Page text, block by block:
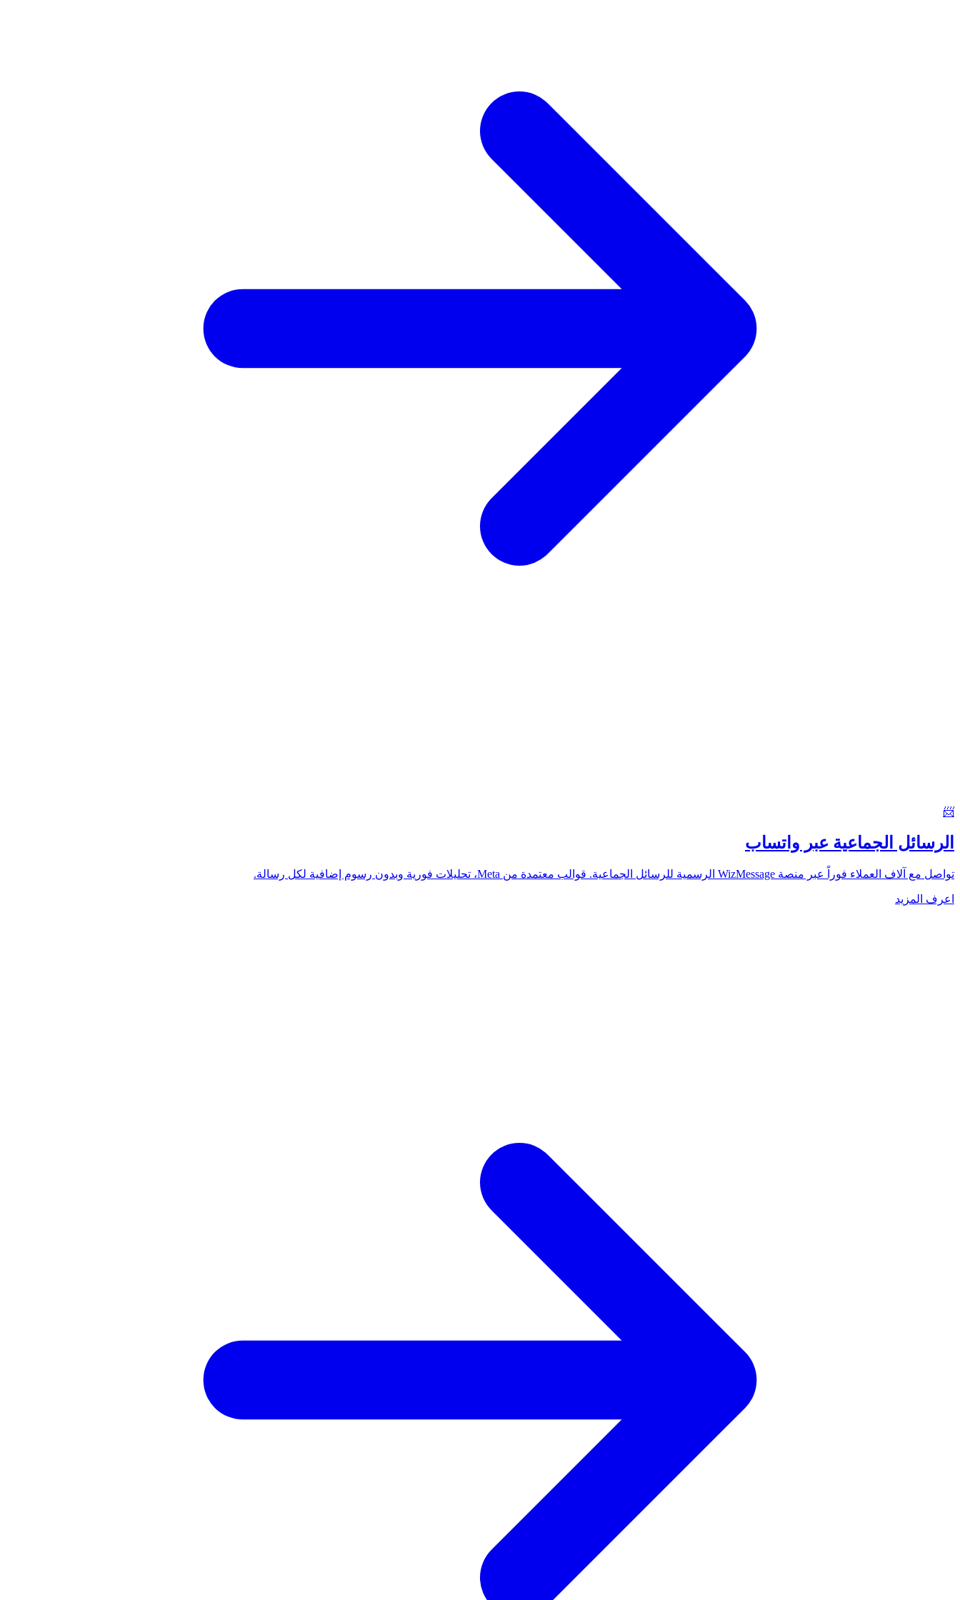
📨
الرسائل الجماعية عبر واتساب
تواصل مع آلاف العملاء فوراً عبر منصة WizMessage الرسمية للرسائل الجماعية. قوالب معتمدة من Meta، تحليلات فورية وبدون رسوم إضافية لكل رسالة.
اعرف المزيد